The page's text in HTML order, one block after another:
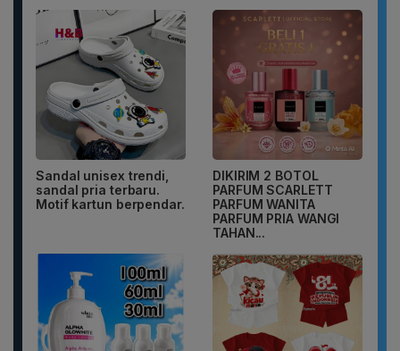
Sandal unisex trendi,
sandal pria terbaru.
Motif kartun berpendar.
DIKIRIM 2 BOTOL
PARFUM SCARLETT
PARFUM WANITA
PARFUM PRIA WANGI
TAHAN...